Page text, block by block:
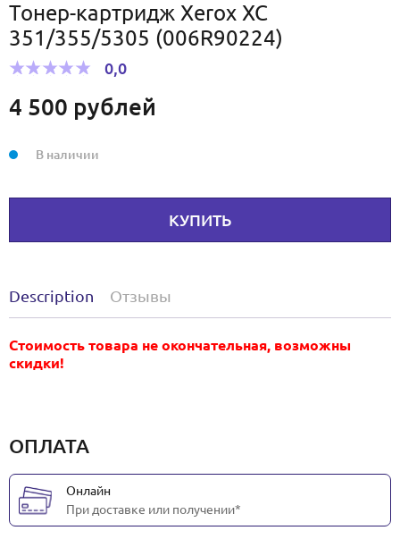
Тонер-картридж Xerox ХС
351/355/5305 (006R90224)
0,0
4 500 рублей
КУПИТЬ
В наличии
Description Отзывы
Стоимость товара не окончательная, возможны
скидки!
ОПЛАТА
Онлайн
При доставке или получении*